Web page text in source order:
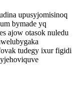
upusyjomisinoq
bymade yq
ajow otasok nuledu
tudegy ixur figidi